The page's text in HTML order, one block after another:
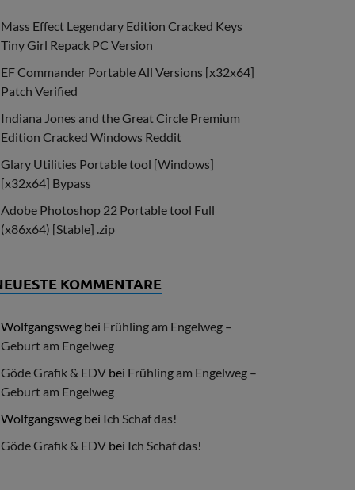
Mass Effect Legendary Edition Cracked Keys
Tiny Girl Repack PC Version
EF Commander Portable All Versions [x32x64]
Patch Verified
Indiana Jones and the Great Circle Premium
Edition Cracked Windows Reddit
Glary Utilities Portable tool [Windows]
[x32x64] Bypass
Adobe Photoshop 22 Portable tool Full
(x86x64) [Stable] .zip
KOMMENTARE
Wolfgangsweg bei Frühling am Engelweg –
Geburt am Engelweg
Göde Grafik & EDV bei Frühling am Engelweg –
Geburt am Engelweg
Wolfgangsweg bei Ich Schaf das!
Göde Grafik & EDV bei Ich Schaf das!